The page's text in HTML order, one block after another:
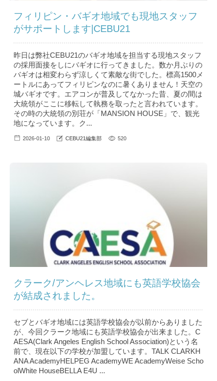
フィリピン・バギオ地域でも現地スタッフ
がサポートします|CEBU21
昨日は弊社CEBU21のバギオ地域を担当する現地スタッフ
の採用面接をしにバギオに行ってきました。数か月ぶりの
バギオは相変わらず涼しくて素敵な街でした。標高1500メ
ートルにあってフィリピンなのに暑くありません！天空の
城バギオです。エアコンが普及してなかった昔、夏の間は
大統領がここに移転して執務を取ったと言われています。
その時の大統領の別荘が「MANSION HOUSE」で、観光
地になっています。ク...
2026-01-10 CEBU21編集部 520
クラーク/アンヘレス地域にも英語学校協会
が結成されました。
セブとバギオ地域には英語学校協会が以前からありました
が、今回クラーク地域にも英語学校協会が出来ました。C
AESA(Clark Angeles English School Association)という名
前で、現在以下の学校が加盟しています。TALK CLARKH
ANA AcademyHELPEG AcademyWE AcademyWeise Scho
olWhite HouseBELLA E4U ...